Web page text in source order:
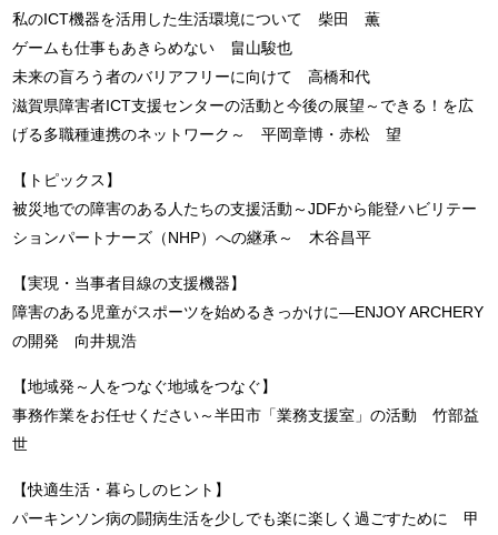
私のICT機器を活用した生活環境について 柴田 薫
ゲームも仕事もあきらめない 畠山駿也
未来の盲ろう者のバリアフリーに向けて 高橋和代
滋賀県障害者ICT支援センターの活動と今後の展望～できる！を広
げる多職種連携のネットワーク～ 平岡章博・赤松 望
【トピックス】
被災地での障害のある人たちの支援活動～JDFから能登ハビリテー
ションパートナーズ（NHP）への継承～ 木谷昌平
【実現・当事者目線の支援機器】
障害のある児童がスポーツを始めるきっかけに―ENJOY ARCHERY
の開発 向井規浩
【地域発～人をつなぐ地域をつなぐ】
事務作業をお任せください～半田市「業務支援室」の活動 竹部益
世
【快適生活・暮らしのヒント】
パーキンソン病の闘病生活を少しでも楽に楽しく過ごすために 甲